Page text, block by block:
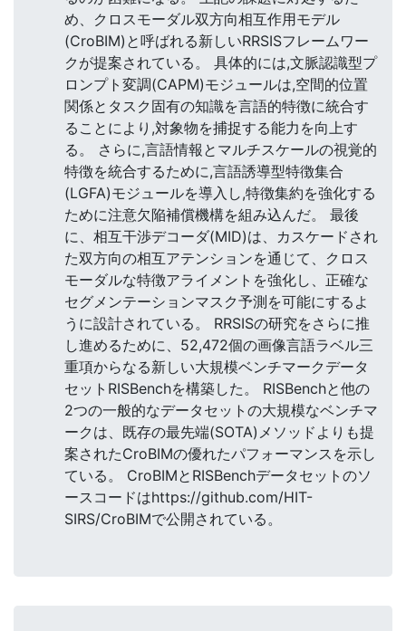
め、クロスモーダル双方向相互作用モデル
(CroBIM)と呼ばれる新しいRRSISフレームワー
クが提案されている。 具体的には,文脈認識型プ
ロンプト変調(CAPM)モジュールは,空間的位置
関係とタスク固有の知識を言語的特徴に統合す
ることにより,対象物を捕捉する能力を向上す
る。 さらに,言語情報とマルチスケールの視覚的
特徴を統合するために,言語誘導型特徴集合
(LGFA)モジュールを導入し,特徴集約を強化する
ために注意欠陥補償機構を組み込んだ。 最後
に、相互干渉デコーダ(MID)は、カスケードされ
た双方向の相互アテンションを通じて、クロス
モーダルな特徴アライメントを強化し、正確な
セグメンテーションマスク予測を可能にするよ
うに設計されている。 RRSISの研究をさらに推
し進めるために、52,472個の画像言語ラベル三
重項からなる新しい大規模ベンチマークデータ
セットRISBenchを構築した。 RISBenchと他の
2つの一般的なデータセットの大規模なベンチマ
ークは、既存の最先端(SOTA)メソッドよりも提
案されたCroBIMの優れたパフォーマンスを示し
ている。 CroBIMとRISBenchデータセットのソ
ースコードはhttps://github.com/HIT-
SIRS/CroBIMで公開されている。